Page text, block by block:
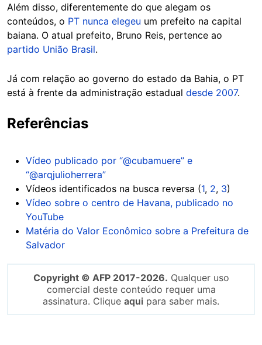
Além disso, diferentemente do que alegam os
conteúdos, o PT nunca elegeu um prefeito na capital
baiana. O atual prefeito, Bruno Reis, pertence ao
partido União Brasil.
Já com relação ao governo do estado da Bahia, o PT
está à frente da administração estadual desde 2007.
Referências
Vídeo publicado por “@cubamuere” e
“@arqjulioherrera”
Vídeos identificados na busca reversa (1, 2, 3)
Vídeo sobre o centro de Havana, publicado no
YouTube
Matéria do Valor Econômico sobre a Prefeitura de
Salvador
Copyright © AFP 2017-2026. Qualquer uso
comercial deste conteúdo requer uma
assinatura. Clique aqui para saber mais.